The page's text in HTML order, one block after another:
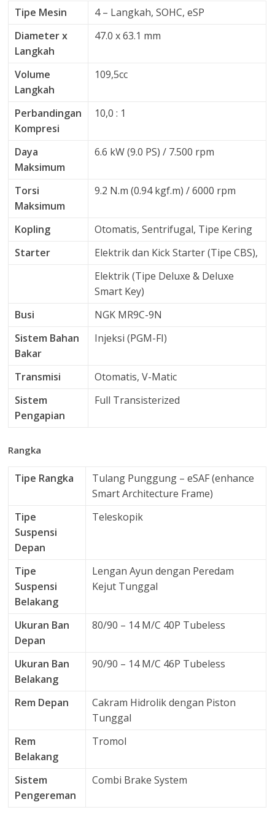
Tipe Mesin
4 – Langkah, SOHC, eSP
Diameter x
Langkah
47.0 x 63.1 mm
Volume
Langkah
109,5cc
Perbandingan
Kompresi
10,0 : 1
Daya
Maksimum
6.6 kW (9.0 PS) / 7.500 rpm
Torsi
Maksimum
9.2 N.m (0.94 kgf.m) / 6000 rpm
Kopling
Otomatis, Sentrifugal, Tipe Kering
Starter
Elektrik dan Kick Starter (Tipe CBS),
Elektrik (Tipe Deluxe & Deluxe
Smart Key)
Busi
NGK MR9C-9N
Sistem Bahan
Bakar
Injeksi (PGM-FI)
Transmisi
Otomatis, V-Matic
Sistem
Pengapian
Full Transisterized
Rangka
Tipe Rangka
Tulang Punggung – eSAF (enhance
Smart Architecture Frame)
Tipe
Suspensi
Depan
Teleskopik
Tipe
Suspensi
Belakang
Lengan Ayun dengan Peredam
Kejut Tunggal
Ukuran Ban
Depan
80/90 – 14 M/C 40P Tubeless
Ukuran Ban
Belakang
90/90 – 14 M/C 46P Tubeless
Rem Depan
Cakram Hidrolik dengan Piston
Tunggal
Rem
Belakang
Tromol
Sistem
Pengereman
Combi Brake System